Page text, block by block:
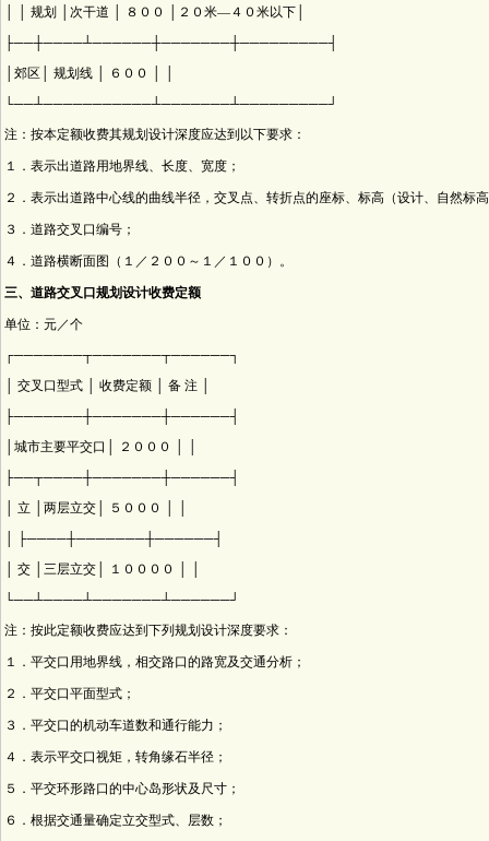
│ │ 规划 │次干道 │ ８００ │２０米—４０米以下│
├──┼────┴──────┼───────┼─────────┤
│郊区│ 规划线 │ ６００ │ │
└──┴───────────┴───────┴─────────┘
注：按本定额收费其规划设计深度应达到以下要求：
１．表示出道路用地界线、长度、宽度；
２．表示出道路中心线的曲线半径，交叉点、转折点的座标、标高（设计、自然标
３．道路交叉口编号；
４．道路横断面图（１／２００～１／１００）。
三、道路交叉口规划设计收费定额
单位：元／个
┌───────┬───────┬──────┐
│ 交叉口型式 │ 收费定额 │ 备 注 │
├───────┼───────┼──────┤
│城市主要平交口│ ２０００ │ │
├──┬────┼───────┼──────┤
│ 立 │两层立交│ ５０００ │ │
│ ├────┼───────┼──────┤
│ 交 │三层立交│ １００００ │ │
└──┴────┴───────┴──────┘
注：按此定额收费应达到下列规划设计深度要求：
１．平交口用地界线，相交路口的路宽及交通分析；
２．平交口平面型式；
３．平交口的机动车道数和通行能力；
４．表示平交口视矩，转角缘石半径；
５．平交环形路口的中心岛形状及尺寸；
６．根据交通量确定立交型式、层数；